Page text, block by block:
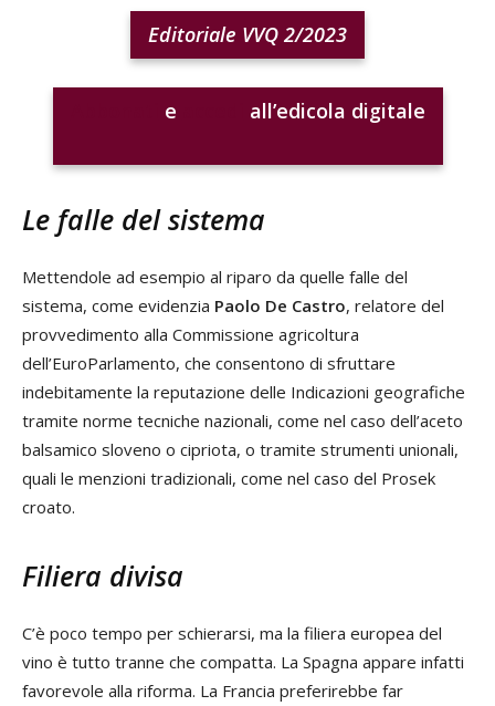
Editoriale VVQ 2/2023
e all’edicola digitale
Le falle del sistema
Mettendole ad esempio al riparo da quelle falle del
sistema, come evidenzia Paolo De Castro, relatore del
provvedimento alla Commissione agricoltura
dell’EuroParlamento, che consentono di sfruttare
indebitamente la reputazione delle Indicazioni geografiche
tramite norme tecniche nazionali, come nel caso dell’aceto
balsamico sloveno o cipriota, o tramite strumenti unionali,
quali le menzioni tradizionali, come nel caso del Prosek
croato.
Filiera divisa
C’è poco tempo per schierarsi, ma la filiera europea del
vino è tutto tranne che compatta. La Spagna appare infatti
favorevole alla riforma. La Francia preferirebbe far